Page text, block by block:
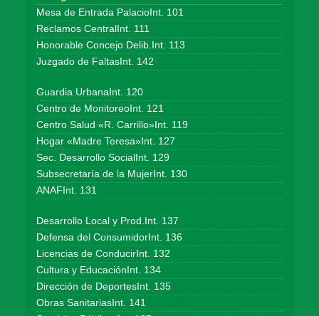
Mesa de Entrada PalacioInt. 101
Reclamos CentralInt. 111
Honorable Concejo Delib.Int. 113
Juzgado de FaltasInt. 142
Guardia UrbanaInt. 120
Centro de MonitoreoInt. 121
Centro Salud «R. Carrillo»Int. 119
Hogar «Madre Teresa»Int. 127
Sec. Desarrollo SocialInt. 129
Subsecretaría de la MujerInt. 130
ANAFInt. 131
Desarrollo Local y Prod.Int. 137
Defensa del ConsumidorInt. 136
Licencias de ConducirInt. 132
Cultura y EducaciónInt. 134
Dirección de DeportesInt. 135
Obras SanitariasInt. 141